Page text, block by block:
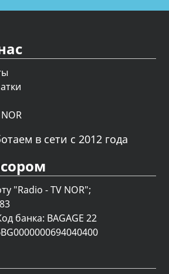
в сети с 2012 года
"Radio - TV NOR";
банка: BAGAGE 22